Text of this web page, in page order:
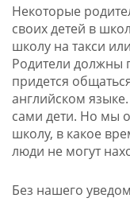
Некоторые
своих детей в
школу на такси
Родители должны
придется
английском
сами дети. Но мы
школу, в какое
люди не могут
Без нашего